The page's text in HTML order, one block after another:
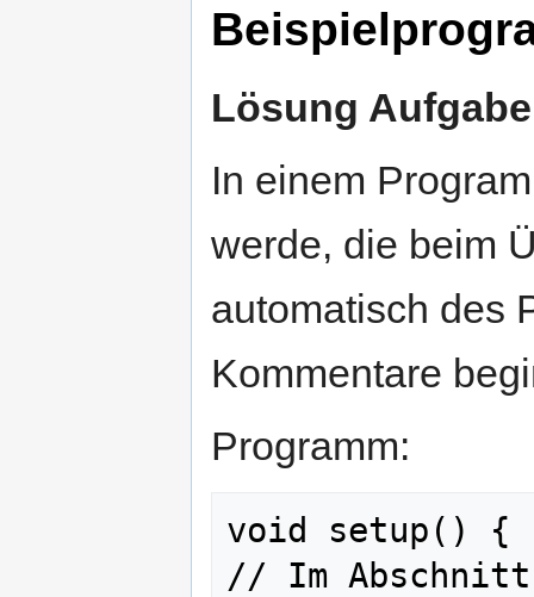
Lösung
In einem
werde, die beim
automatisch des
Kommentare
Programm:
void setup() {
// Im Abschnitt